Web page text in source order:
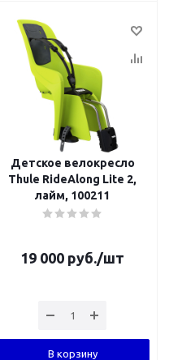
Детское велокресло
Thule RideAlong Lite 2,
лайм, 100211
19 000 руб./шт
В корзину